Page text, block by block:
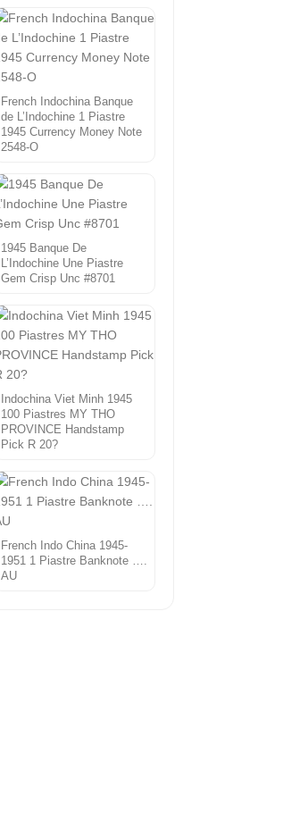
French Indochina Banque
de L’Indochine 1 Piastre
1945 Currency Money Note
2548-O
1945 Banque De
L’Indochine Une Piastre
Gem Crisp Unc #8701
Indochina Viet Minh 1945
100 Piastres MY THO
PROVINCE Handstamp
Pick R 20?
French Indo China 1945-
1951 1 Piastre Banknote ….
AU